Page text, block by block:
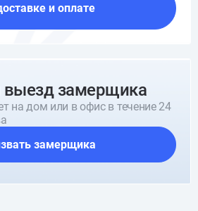
и оплате
выезд замерщика
на дом или в офис в течение 24
замерщика